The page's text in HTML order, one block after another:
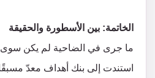
الخاتمة: بين الأسطورة والحقيقة
ما جرى في الضاحية لم يكن سوى
استندت إلى بنك أهداف معدّ